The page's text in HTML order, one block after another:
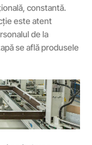
constantă.
este atent
de la
se află produsele